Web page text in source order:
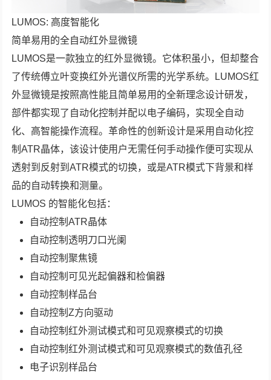
LUMOS: 高度智能化
简单易用的全自动红外显微镜
LUMOS是一款独立的红外显微镜。它体积虽小，但却整合
了传统傅立叶变换红外光谱仪所需的光学系统。LUMOS红
外显微镜是按照高性能且简单易用的全新理念设计研发，
部件都实现了自动化控制并配以电子编码，实现全自动
化、高智能操作流程。革命性的创新设计是采用自动化控
制ATR晶体，该设计使用户无需任何手动操作便可实现从
透射到反射到ATR模式的切换，或是ATR模式下背景和样
品的自动转换和测量。
LUMOS 的智能化包括：
自动控制ATR晶体
自动控制透明刀口光阑
自动控制聚焦镜
自动控制可见光起偏器和检偏器
自动控制样品台
自动控制Z方向驱动
自动控制红外测试模式和可见观察模式的切换
自动控制红外测试模式和可见观察模式的数值孔径
电子识别样品台